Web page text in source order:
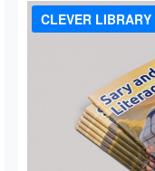
CLEVER LIBRARY